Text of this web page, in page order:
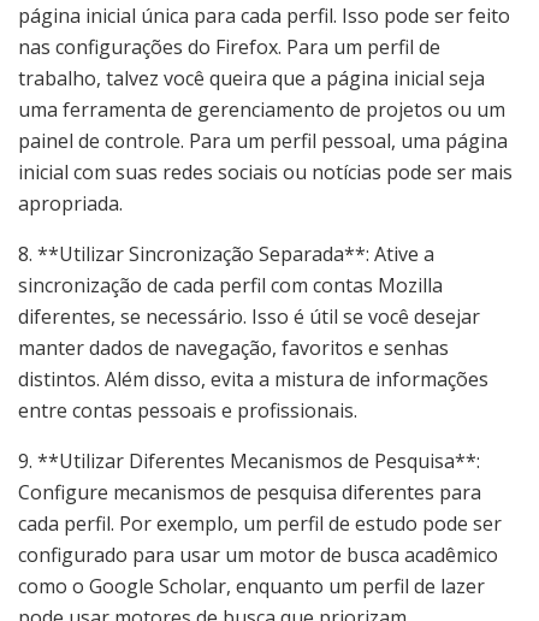
página inicial única para cada perfil. Isso pode ser feito
nas configurações do Firefox. Para um perfil de
trabalho, talvez você queira que a página inicial seja
uma ferramenta de gerenciamento de projetos ou um
painel de controle. Para um perfil pessoal, uma página
inicial com suas redes sociais ou notícias pode ser mais
apropriada.
8. **Utilizar Sincronização Separada**: Ative a
sincronização de cada perfil com contas Mozilla
diferentes, se necessário. Isso é útil se você desejar
manter dados de navegação, favoritos e senhas
distintos. Além disso, evita a mistura de informações
entre contas pessoais e profissionais.
9. **Utilizar Diferentes Mecanismos de Pesquisa**:
Configure mecanismos de pesquisa diferentes para
cada perfil. Por exemplo, um perfil de estudo pode ser
configurado para usar um motor de busca acadêmico
como o Google Scholar, enquanto um perfil de lazer